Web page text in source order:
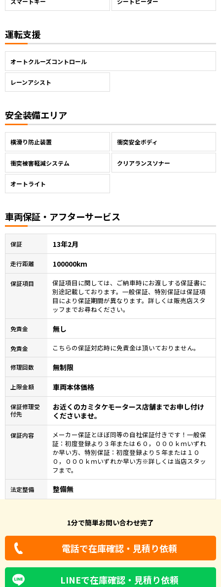
運転支援
オートクルーズコントロール
レーンアシスト
安全装備エリア
横滑り防止装置 衝突安全ボディ
衝突被害軽減システム クリアランスソナー
オートライト
車両保証・アフターサービス
保証 13年2月
走行距離 100000km
保証項目
保証項目に関しては、ご納車時にお渡しする保証書に
別途記載しております。一般保証、特別保証は保証項
目により保証期間が異なります。詳しくは販売店スタ
ッフまでお尋ねください。
免責金 無し
免責金 こちらの保証対応時に免責金は頂いておりません。
修理回数 無制限
上限金額 車両本体価格
保証修理受
付先
お近くのカミタケモータース店舗までお申し付け
くださいませ。
保証内容
メーカー保証とほぼ同等の自社保証付きです！一般保
証：初度登録より３年または６０，０００ｋｍいずれ
か早い方、特別保証：初度登録より５年または１０
０，０００ｋｍいずれか早い方※詳しくは当店スタッ
フまで。
法定整備 整備無
1分で簡単お問い合わせ完了
電話で在庫確認・見積り依頼
LINEで在庫確認・見積り依頼